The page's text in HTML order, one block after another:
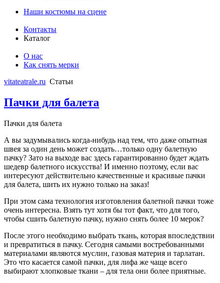
Наши костюмы на сцене
Контакты
Каталог
О нас
Как снять мерки
vitateatrale.ru Статьи
Пачки для балета
Пачки для балета
А вы задумывались когда-нибудь над тем, что даже опытная
швея за один день может создать…только одну балетную
пачку? Зато на выходе вас здесь гарантированно будет ждать
шедевр балетного искусства! И именно поэтому, если вас
интересуют действительно качественные и красивые пачки
для балета, шить их нужно только на заказ!
При этом сама технология изготовления балетной пачки тоже
очень интересна. Взять тут хотя бы тот факт, что для того,
чтобы сшить балетную пачку, нужно снять более 10 мерок?
После этого необходимо выбрать ткань, которая впоследствии
и превратиться в пачку. Сегодня самыми востребованными
материалами являются муслин, газовая материя и тарлатан.
Это что касается самой пачки, для лифа же чаще всего
выбирают хлопковые ткани – для тела они более приятные.